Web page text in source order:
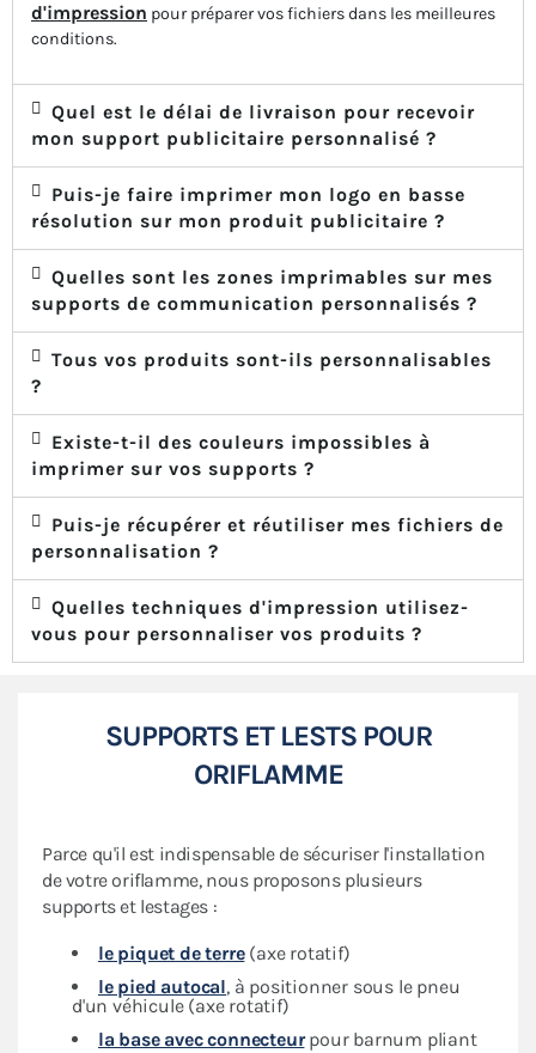
d'impression pour préparer vos fichiers dans les meilleures
conditions.
Quel est le délai de livraison pour recevoir
mon support publicitaire personnalisé ?
Puis-je faire imprimer mon logo en basse
résolution sur mon produit publicitaire ?
Quelles sont les zones imprimables sur mes
supports de communication personnalisés ?
Tous vos produits sont-ils personnalisables
?
Existe-t-il des couleurs impossibles à
imprimer sur vos supports ?
Puis-je récupérer et réutiliser mes fichiers de
personnalisation ?
Quelles techniques d'impression utilisez-
vous pour personnaliser vos produits ?
SUPPORTS ET LESTS POUR
ORIFLAMME
Parce qu'il est indispensable de sécuriser l'installation
de votre oriflamme, nous proposons plusieurs
supports et lestages :
le piquet de terre(axe rotatif)
le pied autocal, à positionner sous le pneu
d'un véhicule (axe rotatif)
la base avec connecteurpour barnum pliant